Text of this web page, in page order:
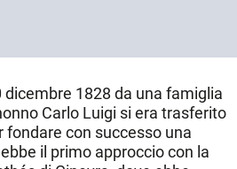
dicembre 1828 da una famiglia
Carlo Luigi si era trasferito
fondare con successo una
il primo approccio con la